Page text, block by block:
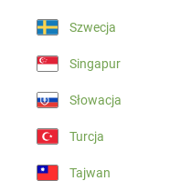
Szwecja
Singapur
Słowacja
Turcja
Tajwan